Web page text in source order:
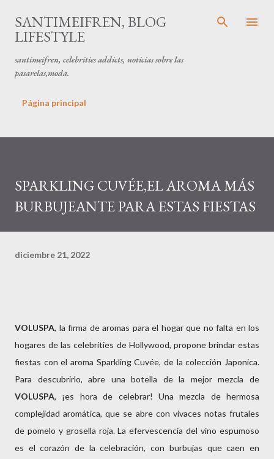
Ir al contenido principal
SANTIMEIFREN, BLOG
LIFESTYLE
santimeifren, celebrities addicts, noticias sobre las
pasarelas,moda.
Página principal
SPARKLING CUVÉE,EL AROMA MÁS
BURBUJEANTE PARA ESTAS FIESTAS
diciembre 21, 2022
VOLUSPA, la firma de aromas para el hogar que no falta en los
hogares de las celebrities de Hollywood, propone brindar estas
fiestas con el aroma Sparkling Cuvée, de la colección Japonica.
Para descubrirlo, abre una botella de la mejor mezcla de
VOLUSPA, ¡es hora de celebrar! Una mezcla de hermosa
complejidad aromática, que se abre con vivaces notas frutales
de pomelo y grosella roja. La efervescencia del vino espumoso
es el corazón de la celebración, con burbujas que caen en